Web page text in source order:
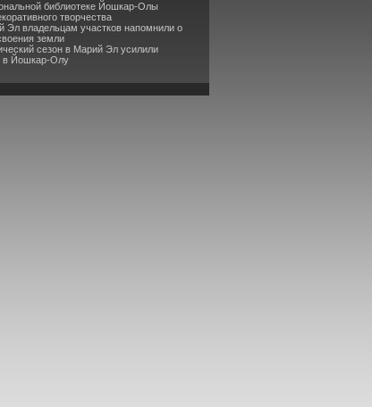
библиотеке Йошкар-Олы
творчества
Эл владельцам участков напомнили о
земли
сезон в Марий Эл усилили
в Йошкар-Олу